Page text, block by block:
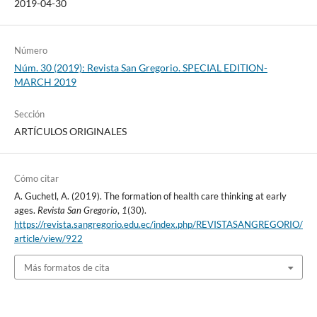
2019-04-30
Número
Núm. 30 (2019): Revista San Gregorio. SPECIAL EDITION-
MARCH 2019
Sección
ARTÍCULOS ORIGINALES
Cómo citar
A. Guchetl, A. (2019). The formation of health care thinking at early
ages. Revista San Gregorio, 1(30).
https://revista.sangregorio.edu.ec/index.php/REVISTASANGREGORIO/
article/view/922
Más formatos de cita